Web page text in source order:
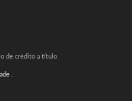
de crédito a título